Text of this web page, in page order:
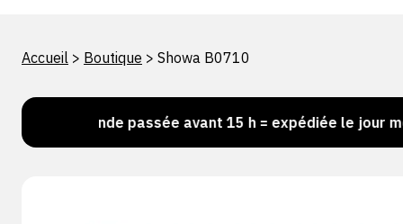
Accueil > Boutique > Showa B0710
passée avant 15 h = expédiée le jour même